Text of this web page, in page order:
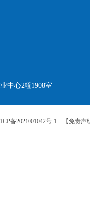
中心2幢1908室
备2021001042号-1 【免责声